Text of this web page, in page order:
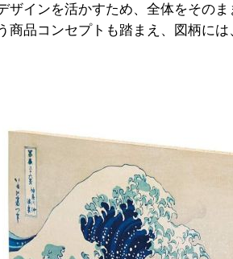
ザインを活かすため、全体をその
商品コンセプトも踏まえ、図柄に